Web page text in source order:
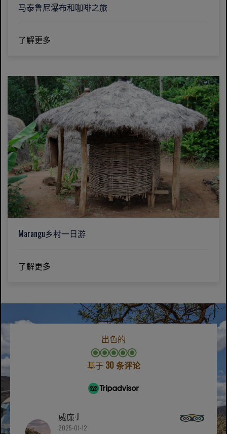
马泰鲁尼瀑布和咖啡之旅
了解更多
Marangu乡村一日游
了解更多
出色的
基于 30 条评论
威廉·J
2025-01-12